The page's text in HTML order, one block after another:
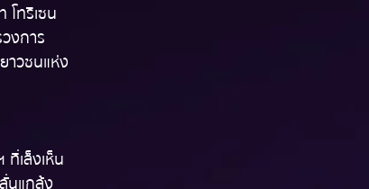
ทรีเซน
งการ
าวชนแห่ง
เล็งเห็น